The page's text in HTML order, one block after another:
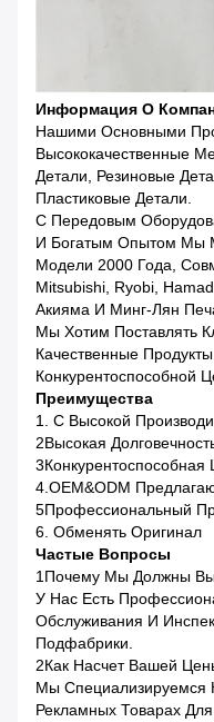
Информация О
Нашими Основными
Высококачественные
Детали, Резиновые
Пластиковые Детали.
С Передовым
И Богатым Опытом Мы
Модели 2000 Года,
Mitsubishi, Ryobi,
Акияма И Минг-Лян
Мы Хотим Поставлять
Качественные
Конкурентоспособной
Преимущества
1. С Высокой
2Высокая
3Конкурентоспособная
4.OEM&ODM
5Профессиональный
6. Обменять Оригинал
Частые Вопросы
1Почему Мы Должны
У Нас Есть
Обслуживания И
Подфабрики.
2Как Насчет Вашей
Мы Специализируемся
Рекламных Товарах